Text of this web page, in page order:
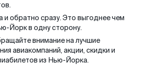
и обратно сразу. Это выгоднее чем
Йорк в одну сторону.
внимание на лучшие
авиакомпаний, акции, скидки и
из Нью-Йорка.